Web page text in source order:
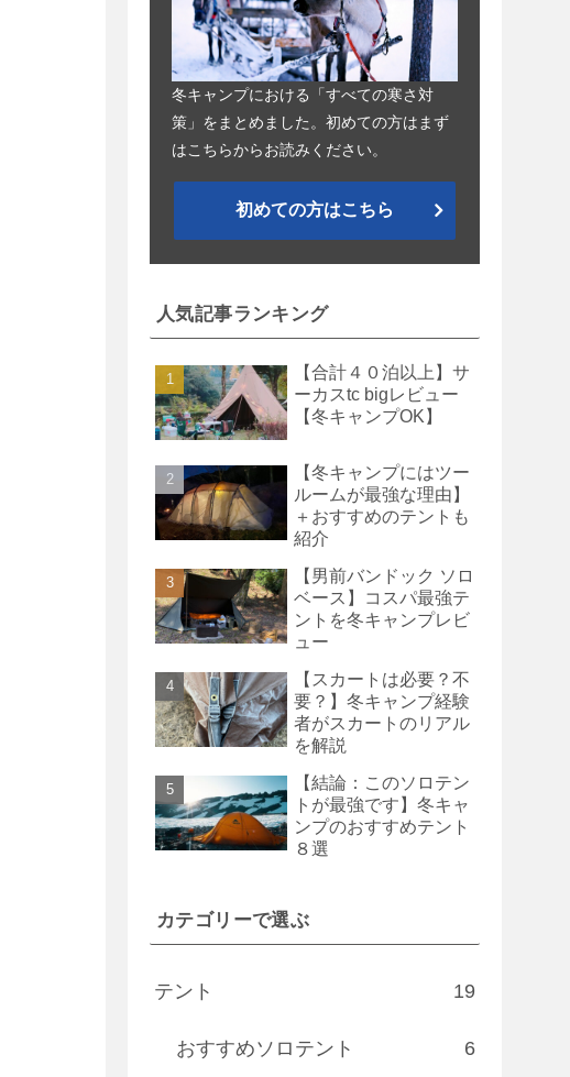
冬キャンプにおける「すべての寒さ対
策」をまとめました。初めての方はまず
はこちらからお読みください。
初めての方はこちら
人気記事ランキング
【合計４０泊以上】サ
ーカスtc bigレビュー
【冬キャンプOK】
【冬キャンプにはツー
ルームが最強な理由】
＋おすすめのテントも
紹介
【男前バンドック ソロ
ベース】コスパ最強テ
ントを冬キャンプレビ
ュー
【スカートは必要？不
要？】冬キャンプ経験
者がスカートのリアル
を解説
【結論：このソロテン
トが最強です】冬キャ
ンプのおすすめテント
８選
カテゴリーで選ぶ
テント 19
おすすめソロテント 6